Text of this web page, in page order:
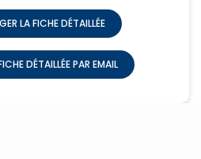
LA FICHE DÉTAILLÉE
DÉTAILLÉE PAR EMAIL